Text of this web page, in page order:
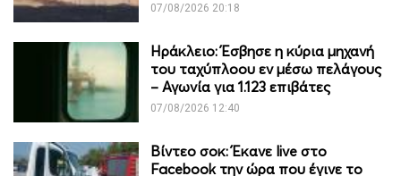
07/08/2026 20:18
Ηράκλειο: Έσβησε η κύρια μηχανή
του ταχύπλοου εν μέσω πελάγους
– Αγωνία για 1.123 επιβάτες
07/08/2026 12:40
Βίντεο σοκ: Έκανε live στο
Facebook την ώρα που έγινε το